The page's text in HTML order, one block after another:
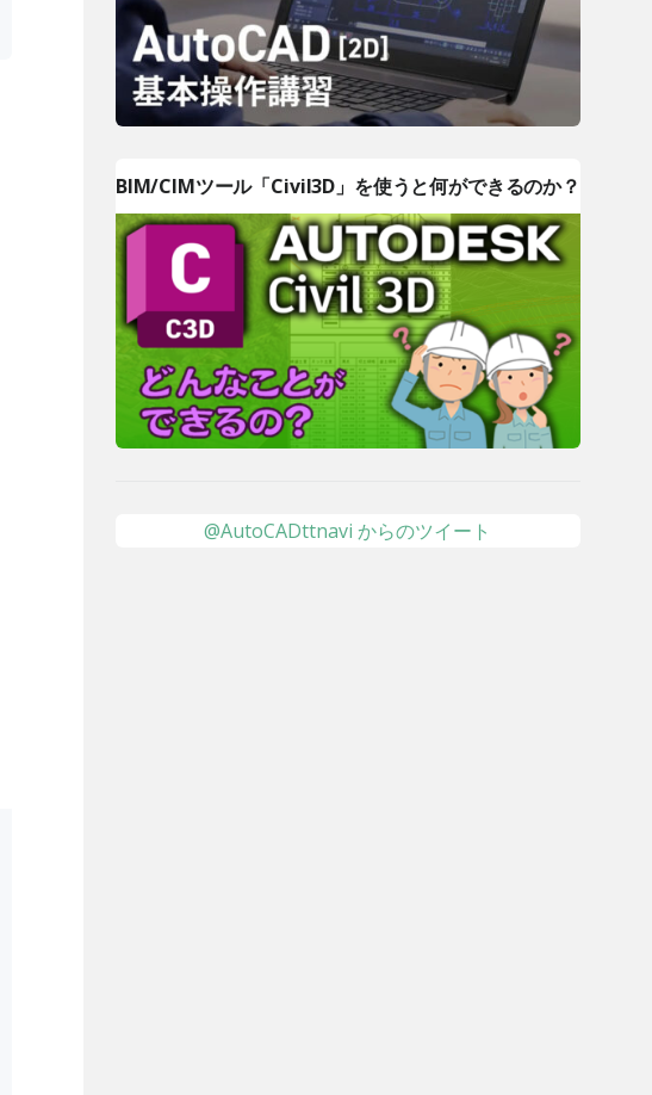
BIM/CIMツール「Civil3D」を使うと何ができるのか？
@AutoCADttnavi からのツイート